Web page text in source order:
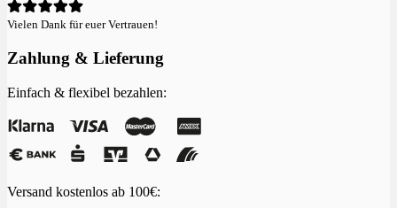
Vielen Dank für euer Vertrauen!
Zahlung & Lieferung
Einfach & flexibel bezahlen:
Versand kostenlos ab 100€: